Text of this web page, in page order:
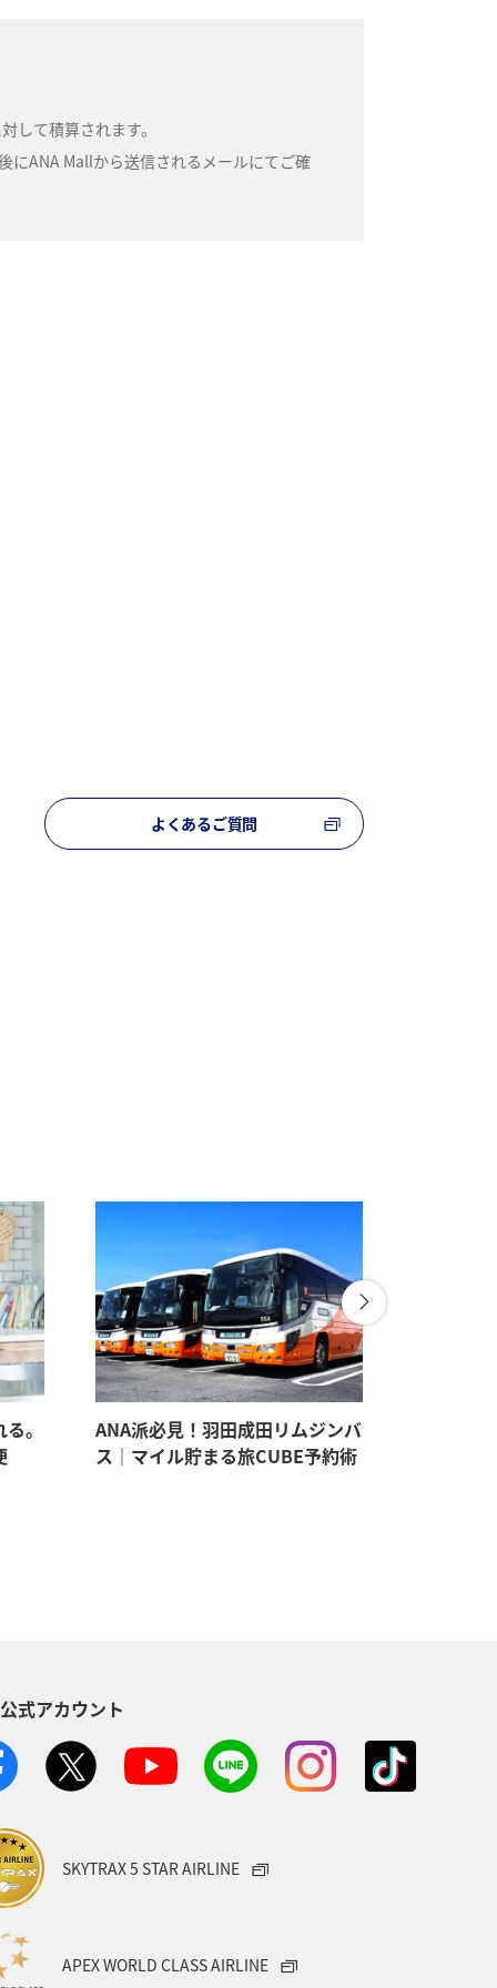
して積算されます。
にANA Mallから送信されるメールにてご確
よくあるご質問
。
ANA派必見！羽田成田リムジンバ
ス｜マイル貯まる旅CUBE予約術
式アカウント
SKYTRAX 5 STAR AIRLINE
APEX WORLD CLASS AIRLINE